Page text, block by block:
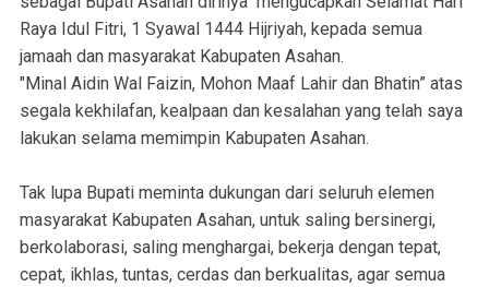
Raya Idul Fitri, 1 Syawal 1444 Hijriyah, kepada semua
jamaah dan masyarakat Kabupaten Asahan.
"Minal Aidin Wal Faizin, Mohon Maaf Lahir dan Bhatin” atas
segala kekhilafan, kealpaan dan kesalahan yang telah saya
lakukan selama memimpin Kabupaten Asahan.
Tak lupa Bupati meminta dukungan dari seluruh elemen
masyarakat Kabupaten Asahan, untuk saling bersinergi,
berkolaborasi, saling menghargai, bekerja dengan tepat,
cepat, ikhlas, tuntas, cerdas dan berkualitas, agar semua